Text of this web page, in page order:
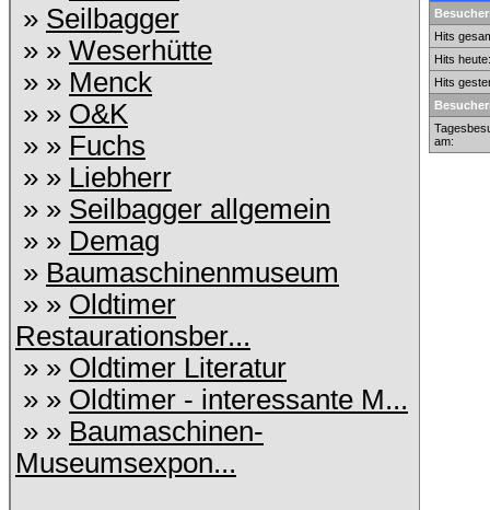
» Seilbagger
» » Weserhütte
» » Menck
» » O&K
» » Fuchs
» » Liebherr
» » Seilbagger allgemein
» » Demag
» Baumaschinenmuseum
» » Oldtimer
Restaurationsber...
» » Oldtimer Literatur
» » Oldtimer - interessante M...
» » Baumaschinen-
Museumsexpon...
Hits
Hits heute:
Hits
am: